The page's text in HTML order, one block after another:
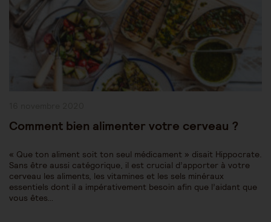
Comment bien alimenter votre cerveau ?
« Que ton aliment soit ton seul médicament » disait Hippocrate.
Sans être aussi catégorique, il est crucial d’apporter à votre
cerveau les aliments, les vitamines et les sels minéraux
essentiels dont il a impérativement besoin afin que l’aidant que
vous êtes…